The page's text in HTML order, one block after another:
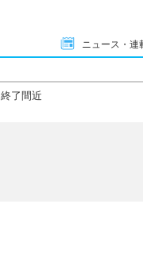
ニュース・連
終了間近